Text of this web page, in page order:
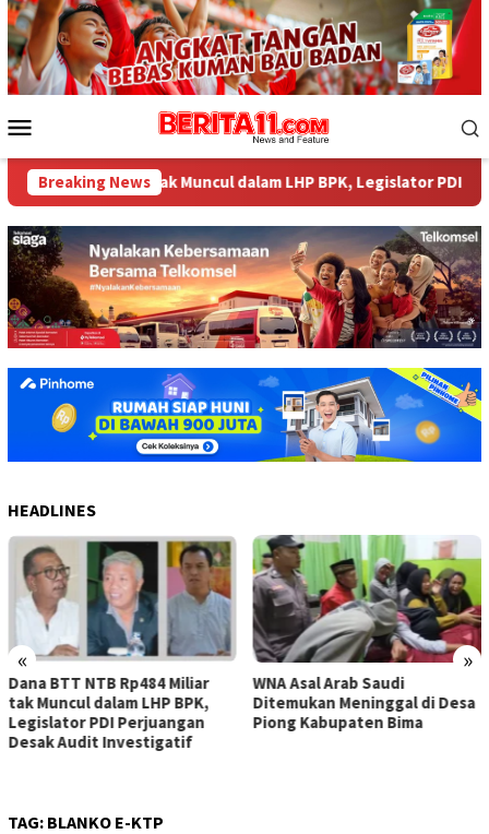
Loncat
ke
konten
Mobile
Breaking News
Miliar tak Muncul dalam LHP BPK, Legislator PDI
HEADLINES
« »
WNA Asal Arab Saudi
Ditemukan Meninggal di Desa
Piong Kabupaten Bima
Sejumlah Pekerja Dapur MBG
di Kabupaten Bima Dilaporkan
Positif Hepatitis, Puskesmas
TAG: BLANKO E-KTP